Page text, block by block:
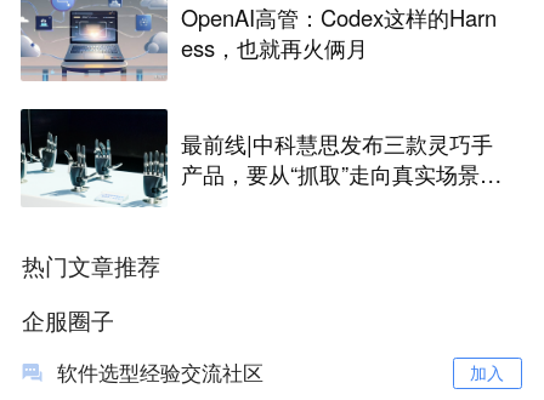
OpenAI高管：Codex这样的Harn
ess，也就再火俩月
最前线|中科慧思发布三款灵巧手
产品，要从“抓取”走向真实场景作
热门文章推荐
企服圈子
软件选型经验交流社区 加入